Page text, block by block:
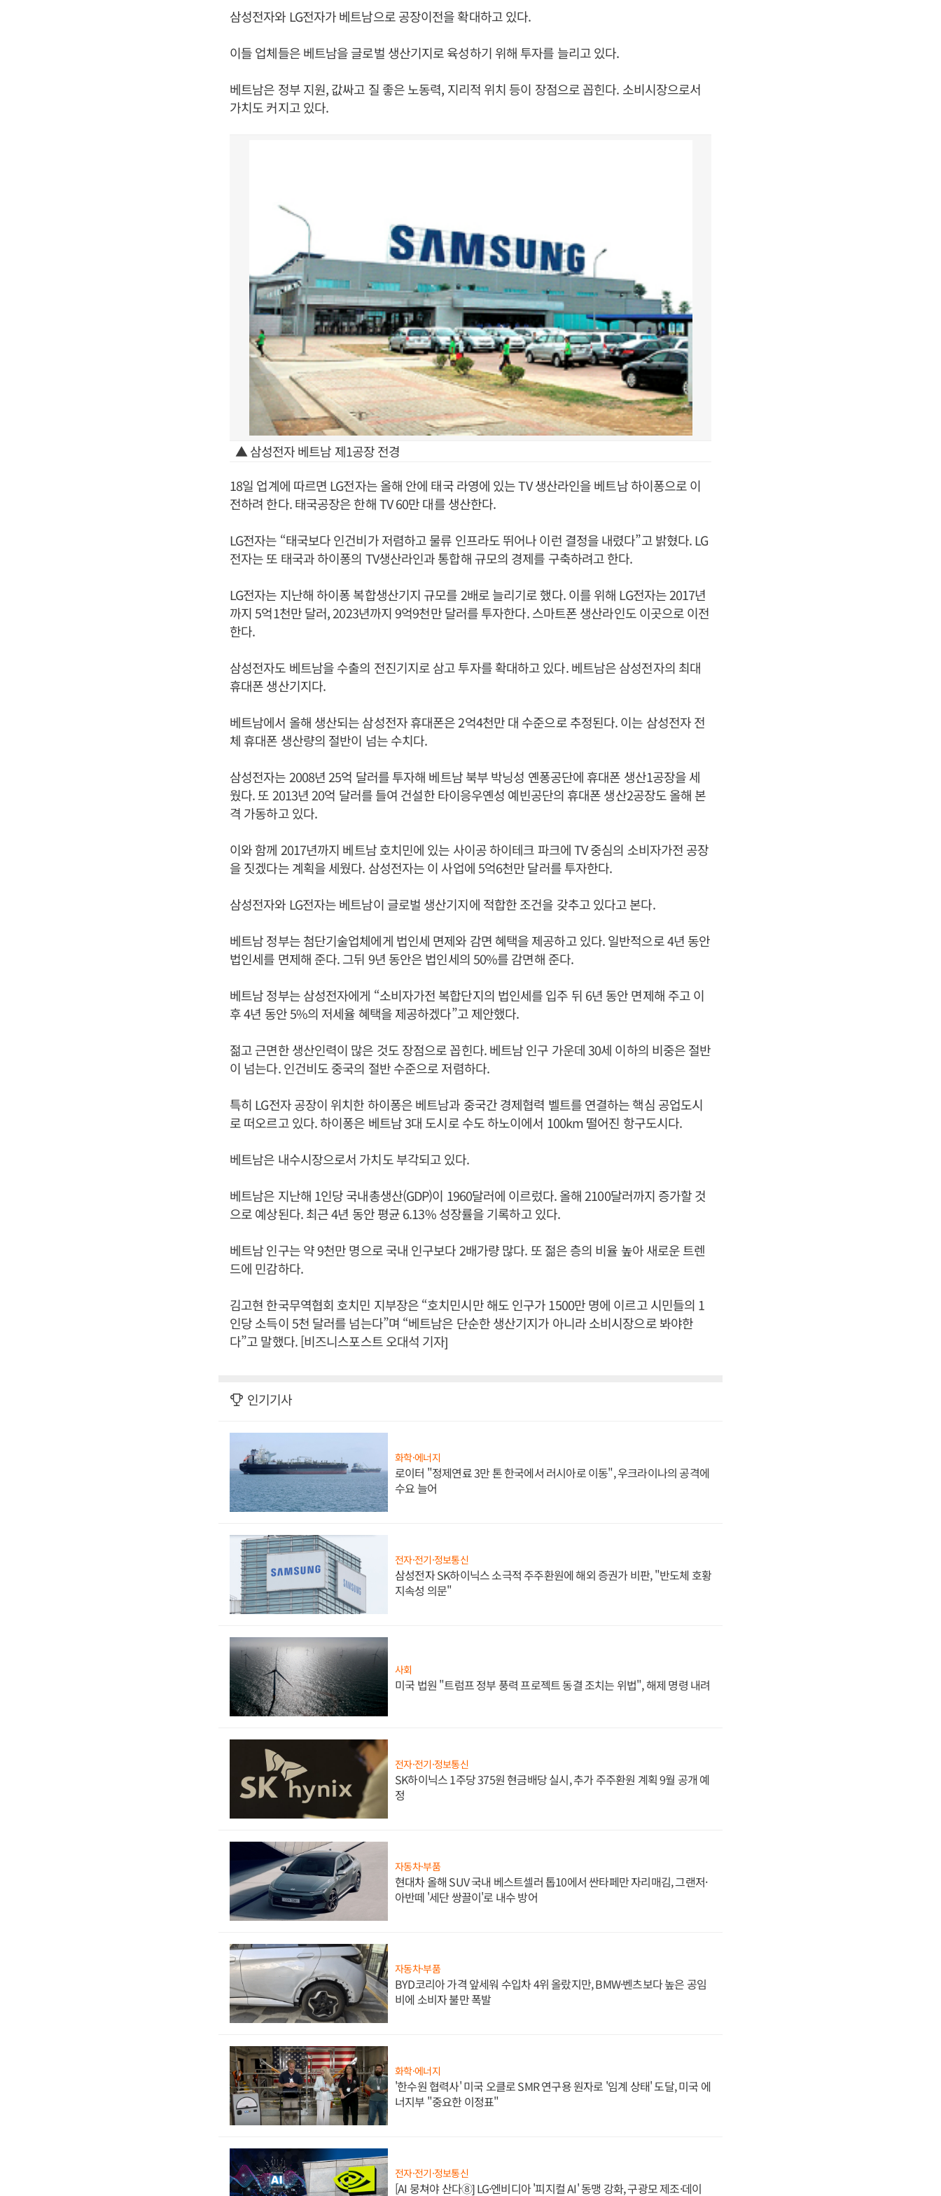
삼성전자와 LG전자가 베트남으로 공장이전을 확대하고 있다.
이들 업체들은 베트남을 글로벌 생산기지로 육성하기 위해 투자를 늘리고 있다.
베트남은 정부 지원, 값싸고 질 좋은 노동력, 지리적 위치 등이 장점으로 꼽힌다. 소비시장으로서
가치도 커지고 있다.
▲ 삼성전자 베트남 제1공장 전경
18일 업계에 따르면 LG전자는 올해 안에 태국 라영에 있는 TV 생산라인을 베트남 하이퐁으로 이
전하려 한다. 태국공장은 한해 TV 60만 대를 생산한다.
LG전자는 “태국보다 인건비가 저렴하고 물류 인프라도 뛰어나 이런 결정을 내렸다”고 밝혔다. LG
전자는 또 태국과 하이퐁의 TV생산라인과 통합해 규모의 경제를 구축하려고 한다.
LG전자는 지난해 하이퐁 복합생산기지 규모를 2배로 늘리기로 했다. 이를 위해 LG전자는 2017년
까지 5억1천만 달러, 2023년까지 9억9천만 달러를 투자한다. 스마트폰 생산라인도 이곳으로 이전
한다.
삼성전자도 베트남을 수출의 전진기지로 삼고 투자를 확대하고 있다. 베트남은 삼성전자의 최대
휴대폰 생산기지다.
베트남에서 올해 생산되는 삼성전자 휴대폰은 2억4천만 대 수준으로 추정된다. 이는 삼성전자 전
체 휴대폰 생산량의 절반이 넘는 수치다.
삼성전자는 2008년 25억 달러를 투자해 베트남 북부 박닝성 옌퐁공단에 휴대폰 생산1공장을 세
웠다. 또 2013년 20억 달러를 들여 건설한 타이응우옌성 예빈공단의 휴대폰 생산2공장도 올해 본
격 가동하고 있다.
이와 함께 2017년까지 베트남 호치민에 있는 사이공 하이테크 파크에 TV 중심의 소비자가전 공장
을 짓겠다는 계획을 세웠다. 삼성전자는 이 사업에 5억6천만 달러를 투자한다.
삼성전자와 LG전자는 베트남이 글로벌 생산기지에 적합한 조건을 갖추고 있다고 본다.
베트남 정부는 첨단기술업체에게 법인세 면제와 감면 혜택을 제공하고 있다. 일반적으로 4년 동안
법인세를 면제해 준다. 그뒤 9년 동안은 법인세의 50%를 감면해 준다.
베트남 정부는 삼성전자에게 “소비자가전 복합단지의 법인세를 입주 뒤 6년 동안 면제해 주고 이
후 4년 동안 5%의 저세율 혜택을 제공하겠다”고 제안했다.
젊고 근면한 생산인력이 많은 것도 장점으로 꼽힌다. 베트남 인구 가운데 30세 이하의 비중은 절반
이 넘는다. 인건비도 중국의 절반 수준으로 저렴하다.
특히 LG전자 공장이 위치한 하이퐁은 베트남과 중국간 경제협력 벨트를 연결하는 핵심 공업도시
로 떠오르고 있다. 하이퐁은 베트남 3대 도시로 수도 하노이에서 100km 떨어진 항구도시다.
베트남은 내수시장으로서 가치도 부각되고 있다.
베트남은 지난해 1인당 국내총생산(GDP)이 1960달러에 이르렀다. 올해 2100달러까지 증가할 것
으로 예상된다. 최근 4년 동안 평균 6.13% 성장률을 기록하고 있다.
베트남 인구는 약 9천만 명으로 국내 인구보다 2배가량 많다. 또 젊은 층의 비율 높아 새로운 트렌
드에 민감하다.
김고현 한국무역협회 호치민 지부장은 “호치민시만 해도 인구가 1500만 명에 이르고 시민들의 1
인당 소득이 5천 달러를 넘는다”며 “베트남은 단순한 생산기지가 아니라 소비시장으로 봐야한
다”고 말했다. [비즈니스포스트 오대석 기자]
인기기사
화학·에너지
로이터 "정제연료 3만 톤 한국에서 러시아로 이동", 우크라이나의 공격에
수요 늘어
전자·전기·정보통신
삼성전자 SK하이닉스 소극적 주주환원에 해외 증권가 비판, "반도체 호황
지속성 의문"
사회
미국 법원 "트럼프 정부 풍력 프로젝트 동결 조치는 위법", 해제 명령 내려
전자·전기·정보통신
SK하이닉스 1주당 375원 현금배당 실시, 추가 주주환원 계획 9월 공개 예
정
자동차·부품
현대차 올해 SUV 국내 베스트셀러 톱10에서 싼타페만 자리매김, 그랜저·
아반떼 '세단 쌍끌이'로 내수 방어
자동차·부품
BYD코리아 가격 앞세워 수입차 4위 올랐지만, BMW·벤츠보다 높은 공임
비에 소비자 불만 폭발
화학·에너지
'한수원 협력사' 미국 오클로 SMR 연구용 원자로 '임계 상태' 도달, 미국 에
너지부 "중요한 이정표"
전자·전기·정보통신
[AI 뭉쳐야 산다⑧] LG·엔비디아 '피지컬 AI' 동맹 강화, 구광모 제조·데이